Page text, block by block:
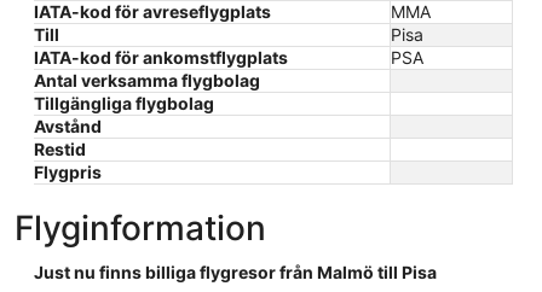
IATA-kod för avreseflygplats
MMA
Till
Pisa
IATA-kod för ankomstflygplats
PSA
Antal verksamma flygbolag
Tillgängliga flygbolag
Avstånd
Restid
Flygpris
Flyginformation
Just nu finns billiga flygresor från Malmö till Pisa